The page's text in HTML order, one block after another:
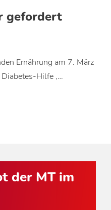
gefordert
Ernährung am 7. März
Diabetes-Hilfe ,…
der MT im